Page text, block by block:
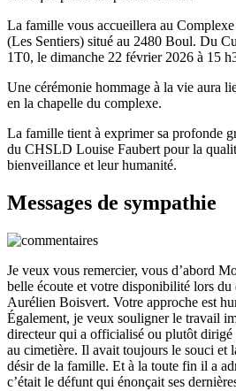
La famille vous accueillera au
(Les Sentiers) situé au 2480 Boul. Du
1T0, le dimanche 22 février 2026 à 15
Une cérémonie hommage à la vie aura
en la chapelle du complexe.
La famille tient à exprimer sa profonde
du CHSLD Louise Faubert pour la
bienveillance et leur humanité.
Messages de sympathie
Je veux vous remercier, vous d’abord
belle écoute et votre disponibilité lors du
Aurélien Boisvert. Votre approche est
Également, je veux souligner le travail
directeur qui a officialisé ou plutôt dirigé
au cimetière. Il avait toujours le souci et
désir de la famille. Et à la toute fin il a
c’était le défunt qui énonçait ses